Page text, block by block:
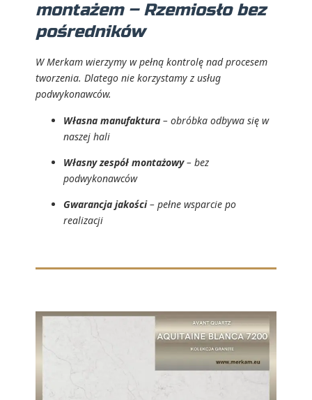
montażem – Rzemiosło bez
pośredników
W Merkam wierzymy w pełną kontrolę nad procesem
tworzenia. Dlatego nie korzystamy z usług
podwykonawców.
Własna manufaktura – obróbka odbywa się w
naszej hali
Własny zespół montażowy– bez
podwykonawców
Gwarancja jakości– pełne wsparcie po
realizacji